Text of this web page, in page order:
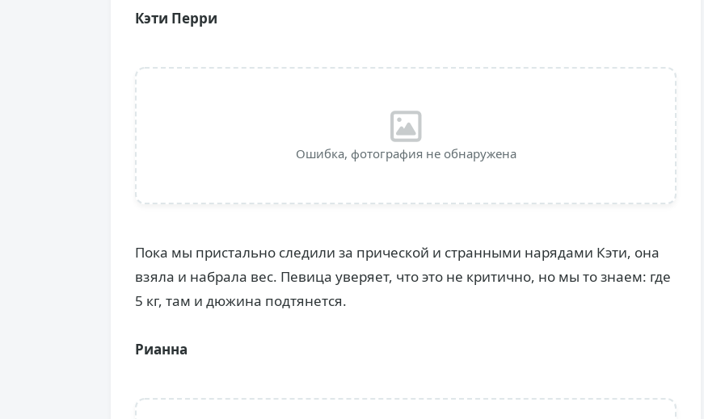
Кэти Перри
Ошибка, фотография не обнаружена
Пока мы пристально следили за прической и странными нарядами Кэти, она
взяла и набрала вес. Певица уверяет, что это не критично, но мы то знаем: где
5 кг, там и дюжина подтянется.
Рианна